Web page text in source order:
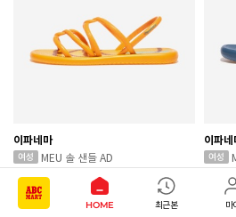
이파네마
MEU 솔 샌들 AD
65,000 19,000원
이파네
59,000
HOME
최근본 마